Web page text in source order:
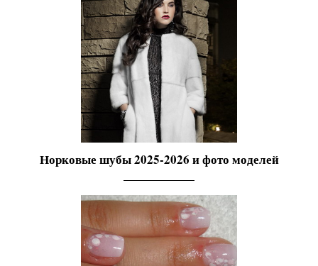
Норковые шубы 2025-2026 и фото моделей